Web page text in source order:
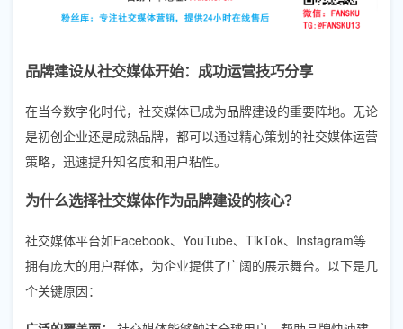
品牌建设从社交媒体开始：成功运营技巧分享
在当今数字化时代，社交媒体已成为品牌建设的重要阵地。无论
是初创企业还是成熟品牌，都可以通过精心策划的社交媒体运营
策略，迅速提升知名度和用户粘性。
为什么选择社交媒体作为品牌建设的核心？
社交媒体平台如Facebook、YouTube、TikTok、Instagram等
拥有庞大的用户群体，为企业提供了广阔的展示舞台。以下是几
个关键原因：